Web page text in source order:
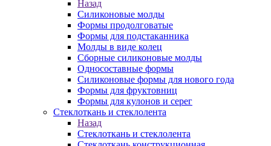
Назад
Силиконовые молды
Формы продолговатые
Формы для подстаканника
Молды в виде колец
Сборные силиконовые молды
Односоставные формы
Силиконовые формы для нового года
Формы для фруктовниц
Формы для кулонов и серег
Стеклоткань и стеклолента
Назад
Стеклоткань и стеклолента